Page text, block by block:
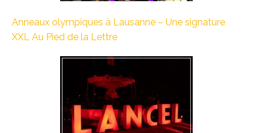
Anneaux olympiques à Lausanne – Une signature
XXL Au Pied de la Lettre